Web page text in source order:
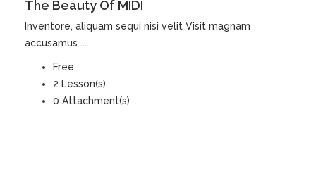
The Beauty Of MIDI
Inventore, aliquam sequi nisi velit Visit magnam
accusamus ....
Free
2 Lesson(s)
0 Attachment(s)